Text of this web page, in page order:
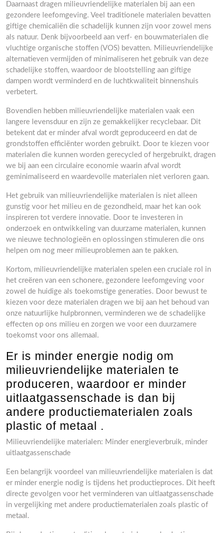
Daarnaast dragen milieuvriendelijke materialen bij aan een
gezondere leefomgeving. Veel traditionele materialen bevatten
giftige chemicaliën die schadelijk kunnen zijn voor zowel mens
als natuur. Denk bijvoorbeeld aan verf- en bouwmaterialen die
vluchtige organische stoffen (VOS) bevatten. Milieuvriendelijke
alternatieven vermijden of minimaliseren het gebruik van deze
schadelijke stoffen, waardoor de blootstelling aan giftige
dampen wordt verminderd en de luchtkwaliteit binnenshuis
verbetert.
Bovendien hebben milieuvriendelijke materialen vaak een
langere levensduur en zijn ze gemakkelijker recyclebaar. Dit
betekent dat er minder afval wordt geproduceerd en dat de
grondstoffen efficiënter worden gebruikt. Door te kiezen voor
materialen die kunnen worden gerecycled of hergebruikt, dragen
we bij aan een circulaire economie waarin afval wordt
geminimaliseerd en waardevolle materialen niet verloren gaan.
Het gebruik van milieuvriendelijke materialen is niet alleen
gunstig voor het milieu en de gezondheid, maar het kan ook
inspireren tot verdere innovatie. Door te investeren in
onderzoek en ontwikkeling van duurzame materialen, kunnen
we nieuwe technologieën en oplossingen stimuleren die ons
helpen om nog meer milieuproblemen aan te pakken.
Kortom, milieuvriendelijke materialen spelen een cruciale rol in
het creëren van een schonere, gezondere leefomgeving voor
zowel de huidige als toekomstige generaties. Door bewust te
kiezen voor deze materialen dragen we bij aan het behoud van
onze natuurlijke hulpbronnen, verminderen we de schadelijke
effecten op ons milieu en zorgen we voor een duurzamere
toekomst voor ons allemaal.
Er is minder energie nodig om
milieuvriendelijke materialen te
produceren, waardoor er minder
uitlaatgassenschade is dan bij
andere productiematerialen zoals
plastic of metaal .
Milieuvriendelijke materialen: Minder energieverbruik, minder
uitlaatgassenschade
Een belangrijk voordeel van milieuvriendelijke materialen is dat
er minder energie nodig is tijdens het productieproces. Dit heeft
directe gevolgen voor het verminderen van uitlaatgassenschade
in vergelijking met andere productiematerialen zoals plastic of
metaal.